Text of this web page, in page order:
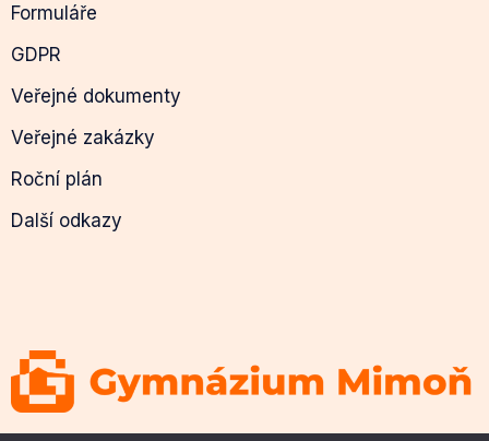
Formuláře
GDPR
Veřejné dokumenty
Veřejné zakázky
Roční plán
Další odkazy